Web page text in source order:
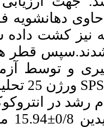
دهانشویه فلورین توتال و
شدند. پلیت ها
هاله عدم رشد
آزمونRepeated
فکالیس
در هنگام استفاده از کلرهگزیدین 0/8±15.94 میلی متر و در